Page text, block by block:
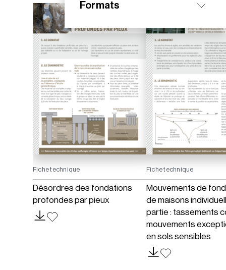
Formats
Fiche technique
Désordres des fondations
profondes par pieux
Fiche technique
Mouvements de
de maisons
partie : tassements
mouvements
en sols sensibles